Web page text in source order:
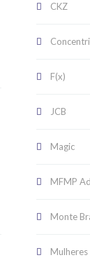
CKZ
F(x)
JCB
Magic
MFMP
Monte